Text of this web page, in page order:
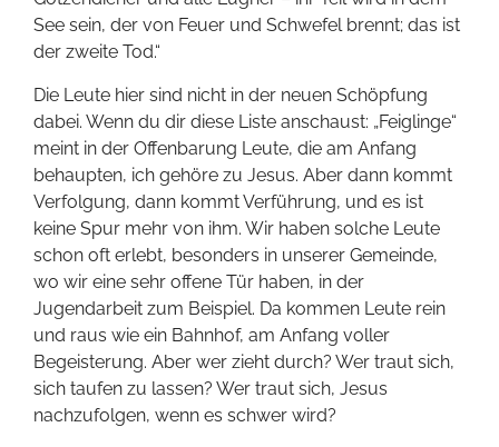
See sein, der von Feuer und Schwefel brennt; das ist
der zweite Tod.“
Die Leute hier sind nicht in der neuen Schöpfung
dabei. Wenn du dir diese Liste anschaust: „Feiglinge“
meint in der Offenbarung Leute, die am Anfang
behaupten, ich gehöre zu Jesus. Aber dann kommt
Verfolgung, dann kommt Verführung, und es ist
keine Spur mehr von ihm. Wir haben solche Leute
schon oft erlebt, besonders in unserer Gemeinde,
wo wir eine sehr offene Tür haben, in der
Jugendarbeit zum Beispiel. Da kommen Leute rein
und raus wie ein Bahnhof, am Anfang voller
Begeisterung. Aber wer zieht durch? Wer traut sich,
sich taufen zu lassen? Wer traut sich, Jesus
nachzufolgen, wenn es schwer wird?